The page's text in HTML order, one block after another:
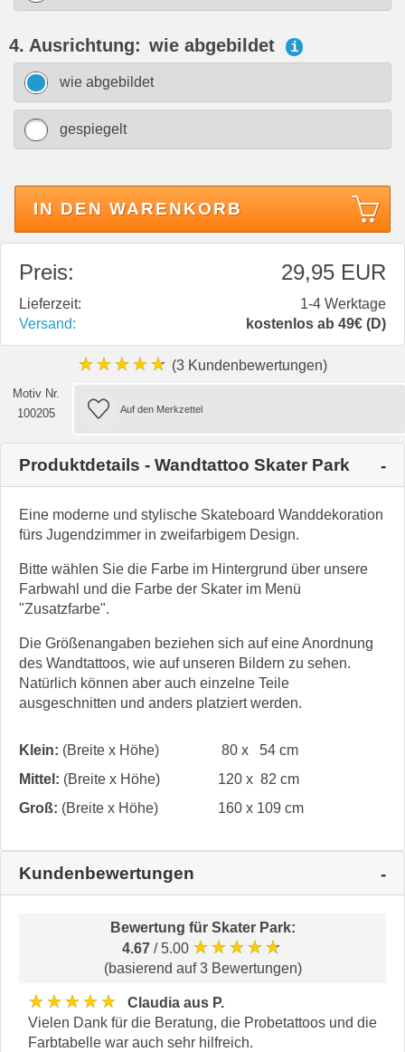
4. Ausrichtung: wie abgebildet i
wie abgebildet
gespiegelt
IN DEN WARENKORB
Preis: 29,95 EUR
Lieferzeit:
1-4 Werktage
Versand:
kostenlos ab 49€ (D)
★★★★★ (3 Kundenbewertungen)
Motiv Nr.
100205
Produktdetails - Wandtattoo Skater Park
Eine moderne und stylische Skateboard Wanddekoration
fürs Jugendzimmer in zweifarbigem Design.
Bitte wählen Sie die Farbe im Hintergrund über unsere
Farbwahl und die Farbe der Skater im Menü
"Zusatzfarbe".
Die Größenangaben beziehen sich auf eine Anordnung
des Wandtattoos, wie auf unseren Bildern zu sehen.
Natürlich können aber auch einzelne Teile
ausgeschnitten und anders platziert werden.
Klein: (Breite x Höhe)
80 x 54 cm
Mittel: (Breite x Höhe)
120 x 82 cm
Groß: (Breite x Höhe) 160 x 109 cm
Kundenbewertungen
Bewertung für Skater Park:
4.67 / 5.00 ★★★★★
(basierend auf 3 Bewertungen)
★★★★★
Claudia aus P.
Vielen Dank für die Beratung, die Probetattoos und die
Farbtabelle war auch sehr hilfreich.